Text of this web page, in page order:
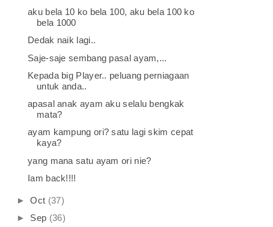
aku bela 10 ko bela 100, aku bela 100 ko
bela 1000
Dedak naik lagi..
Saje-saje sembang pasal ayam,...
Kepada big Player.. peluang perniagaan
untuk anda..
apasal anak ayam aku selalu bengkak
mata?
ayam kampung ori? satu lagi skim cepat
kaya?
yang mana satu ayam ori nie?
Iam back!!!!
►Oct (37)
► Sep (36)